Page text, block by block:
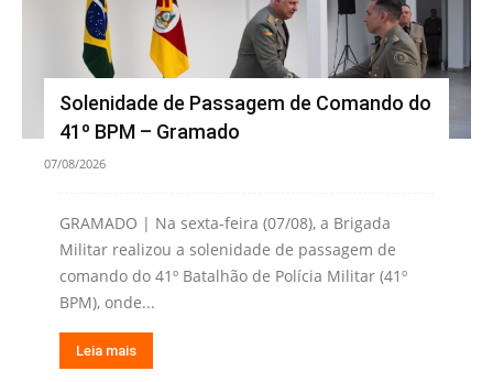
Solenidade de Passagem de Comando do
41º BPM – Gramado
07/08/2026
GRAMADO | Na sexta-feira (07/08), a Brigada
Militar realizou a solenidade de passagem de
comando do 41º Batalhão de Polícia Militar (41º
BPM), onde...
Leia mais